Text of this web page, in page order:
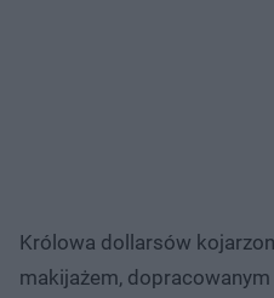
Królowa dollarsów
makijażem,